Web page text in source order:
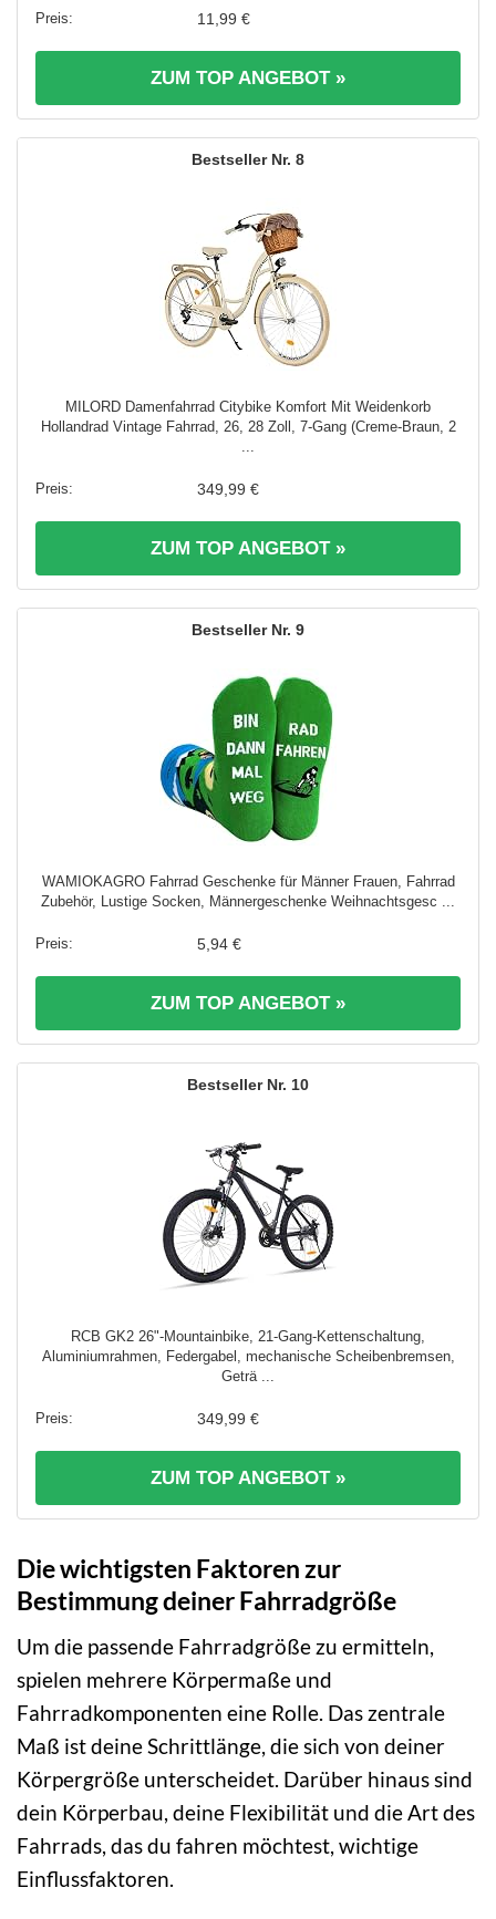
11,99 €
ZUM TOP ANGEBOT »
8
MILORD Damenfahrrad Citybike Komfort Mit Weidenkorb
Hollandrad Vintage Fahrrad, 26, 28 Zoll, 7-Gang (Creme-Braun, 2
...
349,99 €
ZUM TOP ANGEBOT »
9
WAMIOKAGRO Fahrrad Geschenke für Männer Frauen, Fahrrad
Zubehör, Lustige Socken, Männergeschenke Weihnachtsgesc ...
5,94 €
ZUM TOP ANGEBOT »
10
RCB GK2 26"-Mountainbike, 21-Gang-Kettenschaltung,
Aluminiumrahmen, Federgabel, mechanische Scheibenbremsen,
Geträ ...
349,99 €
ZUM TOP ANGEBOT »
Die wichtigsten Faktoren zur
Bestimmung deiner Fahrradgröße
Um die passende Fahrradgröße zu ermitteln,
spielen mehrere Körpermaße und
Fahrradkomponenten eine Rolle. Das zentrale
Maß ist deine Schrittlänge, die sich von deiner
Körpergröße unterscheidet. Darüber hinaus sind
dein Körperbau, deine Flexibilität und die Art des
Fahrrads, das du fahren möchtest, wichtige
Einflussfaktoren.